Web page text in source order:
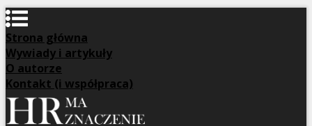
Strona główna
Wywiady i artykuły
O autorze
Kontakt (i współpraca)